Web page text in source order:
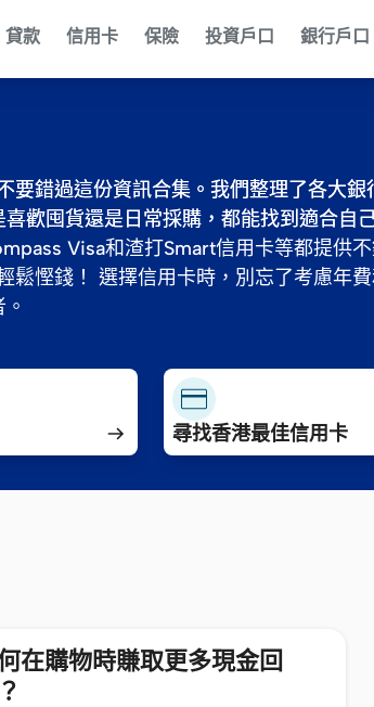
貸款 信用卡 保險 投資戶口 銀行戶口
錯過這份資訊合集。我們整理了各大銀
歡囤貨還是日常採購，都能找到適合自
Visa和渣打Smart信用卡等都提供
慳錢！ 選擇信用卡時，別忘了考慮年
錯過這份資訊合集。我們整理了各大銀
歡囤貨還是日常採購，都能找到適合自
Visa和渣打Smart信用卡等都提供
慳錢！ 選擇信用卡時，別忘了考慮年
尋找香港最佳信用卡
在購物時賺取更多現金回